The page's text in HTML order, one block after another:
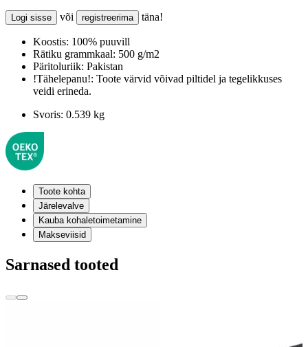
Logi sisse või registreerima täna!
Koostis: 100% puuvill
Rätiku grammkaal: 500 g/m2
Päritoluriik: Pakistan
!Tähelepanu!: Toote värvid võivad piltidel ja tegelikkuses
veidi erineda.
Svoris: 0.539 kg
Toote kohta
Järelevalve
Kauba kohaletoimetamine
Makseviisid
Sarnased tooted